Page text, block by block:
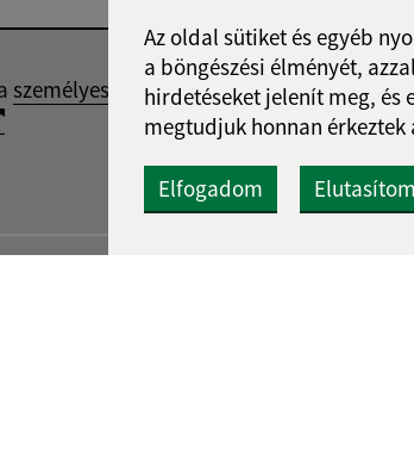
Az oldal sütiket és egyéb
a böngészési élményét,
hirdetéseket jelenít meg,
megtudjuk honnan
Elfogadom Elutasítom
személyes adatok
Google
Üzenet